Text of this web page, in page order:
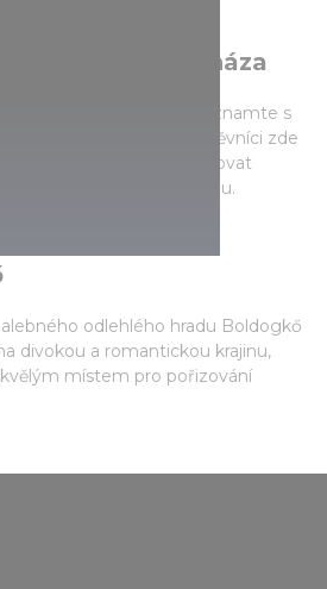
v Zoo Nyíregyháza
v Evropě jedinečná, se seznamte s
deštných pralesů. Návštěvníci zde
chodbami a mohou pozorovat
000 litrů velkém akváriu.
odlehlého hradu Boldogkő
divokou a romantickou krajinu,
místem pro pořizování